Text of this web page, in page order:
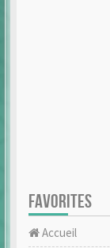
FAVORITES
Accueil